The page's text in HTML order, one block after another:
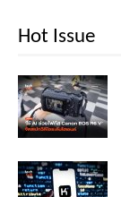
Hot Issue